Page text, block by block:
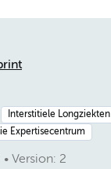
Interstitiele Longziekten
Expertisecentrum
Version: 2